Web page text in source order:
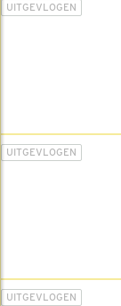
UITGEVLOGEN
UITGEVLOGEN
UITGEVLOGEN